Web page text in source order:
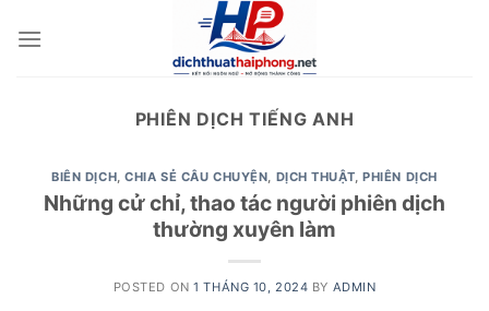
PHIÊN DỊCH TIẾNG ANH
BIÊN DỊCH,CHIA SẺ CÂU CHUYỆN, DỊCH THUẬT,PHIÊN DỊCH
Những cử chỉ, thao tác người phiên dịch
thường xuyên làm
POSTED ON1 THÁNG 10, 2024 BY ADMIN